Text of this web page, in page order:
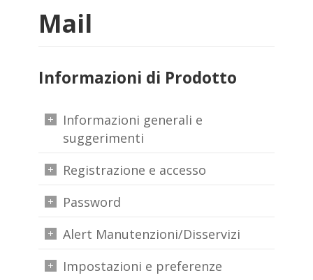
Mail
Informazioni di Prodotto
Informazioni generali e
suggerimenti
Registrazione e accesso
Password
Alert Manutenzioni/Disservizi
Impostazioni e preferenze